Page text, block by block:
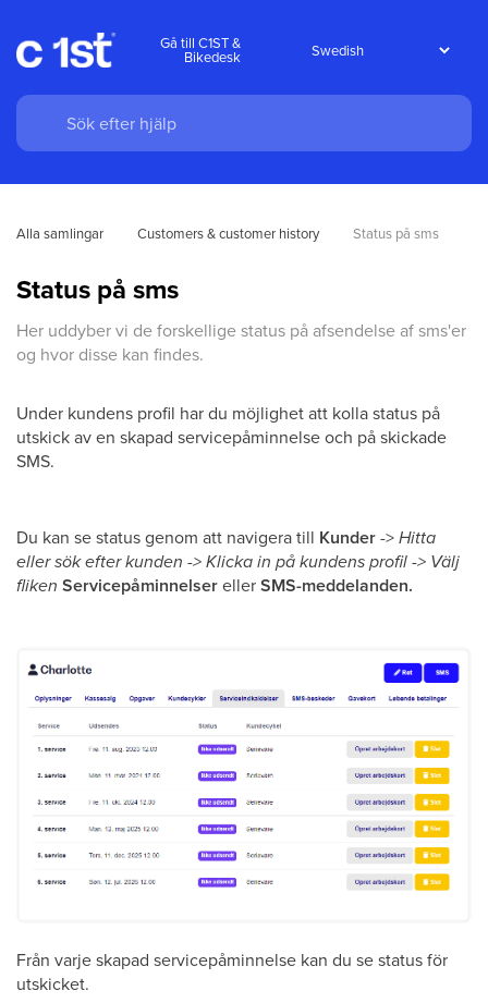
Gå till C1ST &
Bikedesk
Alla samlingar Customers & customer history Status på sms
Status på sms
Her uddyber vi de forskellige status på afsendelse af sms'er
og hvor disse kan findes.
Under kundens profil har du möjlighet att kolla status på
utskick av en skapad servicepåminnelse och på skickade
SMS.
Du kan se status genom att navigera till Kunder->Hitta
eller sök efter kunden -> Klicka in på kundens profil -> Välj
fliken ServicepåminnelserellerSMS-meddelanden.
Från varje skapad servicepåminnelse kan du se status för
utskicket.